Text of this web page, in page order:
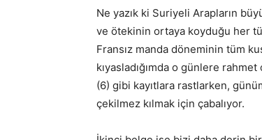
Ne yazık ki Suriyeli Arapların
ve ötekinin ortaya koyduğu her
Fransız manda döneminin tüm
kıyasladığımda o günlere
(6) gibi kayıtlara rastlarken,
çekilmez kılmak için çabalıyor.